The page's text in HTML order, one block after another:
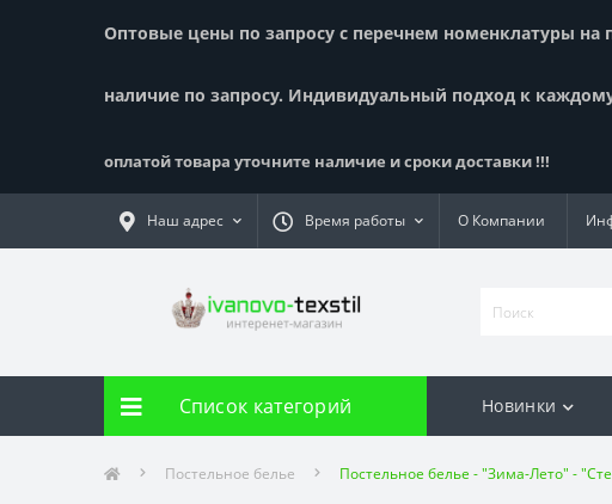
Оптовые цены по запросу с перечнем номенклатуры на
наличие по запросу. Индивидуальный подход к
оплатой товара уточните наличие и сроки доставки !!!
Наш адрес Время работы О Компании
Список категорий Новинки
Постельное белье Постельное белье - "Зима-Лето" -